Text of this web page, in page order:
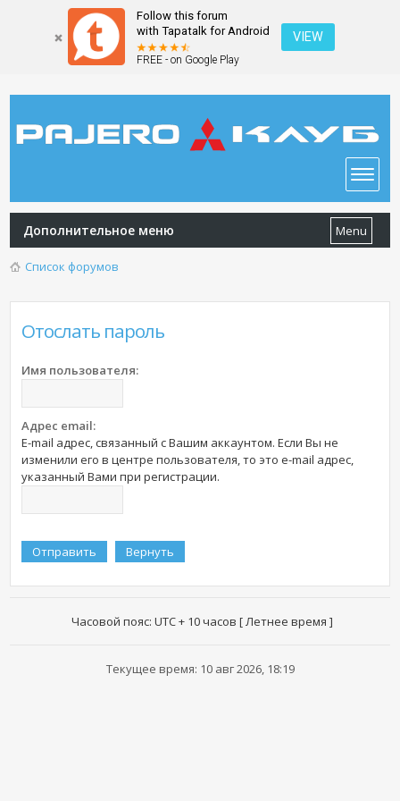
Follow this forum
with Tapatalk for Android
FREE - on Google Play
VIEW
Дополнительное меню Menu
Список форумов
Отослать пароль
Имя пользователя:
Адрес email:
E-mail адрес, связанный с Вашим аккаунтом. Если Вы не
изменили его в центре пользователя, то это e-mail адрес,
указанный Вами при регистрации.
Часовой пояс: UTC + 10 часов [ Летнее время ]
Текущее время: 10 авг 2026, 18:19